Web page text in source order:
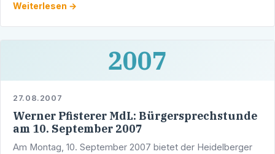
…
Weiterlesen →
2007
27.08.2007
Werner Pfisterer MdL: Bürgersprechstunde
am 10. September 2007
Am Montag, 10. September 2007 bietet der Heidelberger